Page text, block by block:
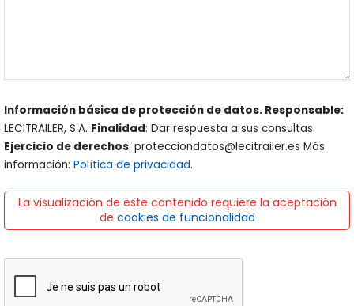
Información básica de protección de datos. Responsable:
LECITRAILER, S.A. Finalidad: Dar respuesta a sus consultas.
Ejercicio de derechos: protecciondatos@lecitrailer.es Más
información: Política de privacidad.
La visualización de este contenido requiere la aceptación
de cookies de funcionalidad